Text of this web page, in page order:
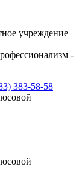
учреждение
-
383-58-58